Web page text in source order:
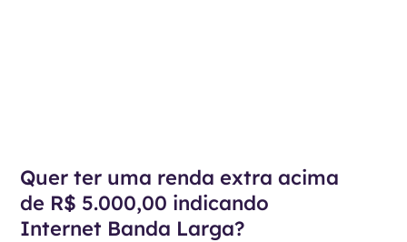
Quer ter uma renda extra acima
de R$ 5.000,00 indicando
Internet Banda Larga?